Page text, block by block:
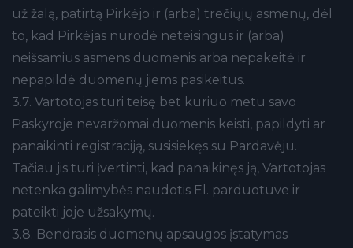
už žalą, patirtą Pirkėjo ir (arba) trečiųjų asmenų, dėl
to, kad Pirkėjas nurodė neteisingus ir (arba)
neišsamius asmens duomenis arba nepakeitė ir
nepapildė duomenų jiems pasikeitus.
3.7. Vartotojas turi teisę bet kuriuo metu savo
Paskyroje nevaržomai duomenis keisti, papildyti ar
panaikinti registraciją, susisiekęs su Pardavėju.
Tačiau jis turi įvertinti, kad panaikinęs ją, Vartotojas
netenka galimybės naudotis El. parduotuve ir
pateikti joje užsakymų.
3.8. Bendrasis duomenų apsaugos įstatymas